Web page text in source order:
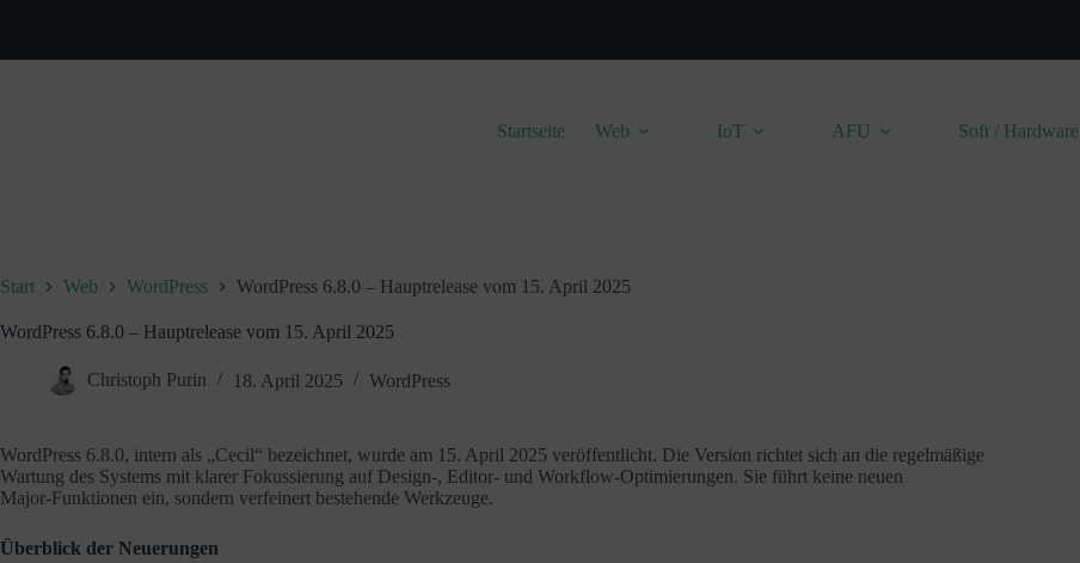
Startseite Web IoT AFU Soft / Hardware
Start Web WordPress WordPress 6.8.0 – Hauptrelease vom 15. April 2025
WordPress 6.8.0 – Hauptrelease vom 15. April 2025
Christoph Purin 18. April 2025 WordPress
WordPress 6.8.0, intern als „Cecil“ bezeichnet, wurde am 15. April 2025 veröffentlicht. Die Version richtet sich an die regelmäßige
Wartung des Systems mit klarer Fokussierung auf Design‑, Editor‑ und Workflow-Optimierungen. Sie führt keine neuen
Major‑Funktionen ein, sondern verfeinert bestehende Werkzeuge.
Überblick der Neuerungen